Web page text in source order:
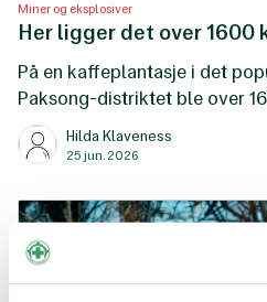
Miner og eksplosiver
Her ligger det over 1600
På en kaffeplantasje i det
Paksong-distriktet ble over
funnet.Hilda Klaveness
25 jun. 2026